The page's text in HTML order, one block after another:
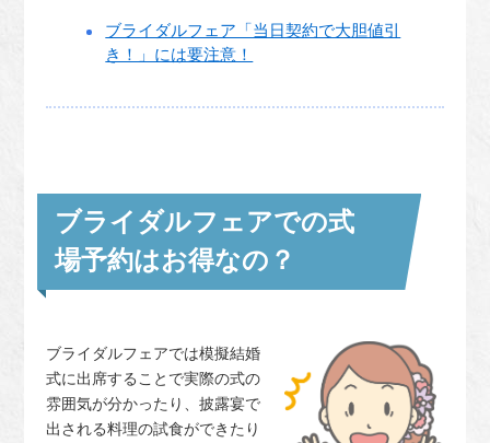
ブライダルフェア「当日契約で大胆値引
き！」には要注意！
ブライダルフェアでの式
場予約はお得なの？
ブライダルフェアでは模擬結婚
式に出席することで実際の式の
雰囲気が分かったり、披露宴で
出される料理の試食ができたり